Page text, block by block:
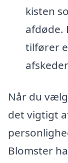
kisten
afdøde.
tilfører
Når du
det vigtigt
Blomster